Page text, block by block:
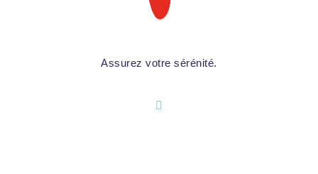
Assurez votre sérénité.